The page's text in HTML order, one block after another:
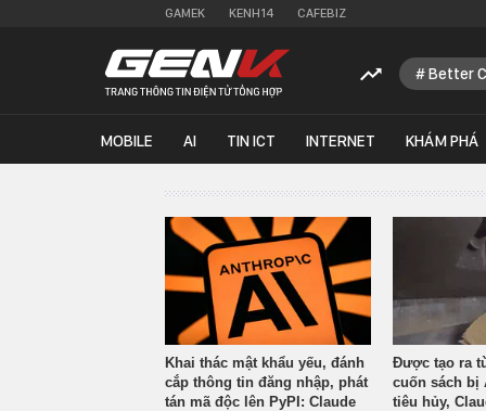
GAMEK KENH14 CAFEBIZ
Better
MOBILE AI TIN ICT INTERNET KHÁM PHÁ
Khai thác mật khẩu yếu, đánh
cắp thông tin đăng nhập, phát
tán mã độc lên PyPI: Claude
Được tạo ra
cuốn sách bị
tiêu hủy,